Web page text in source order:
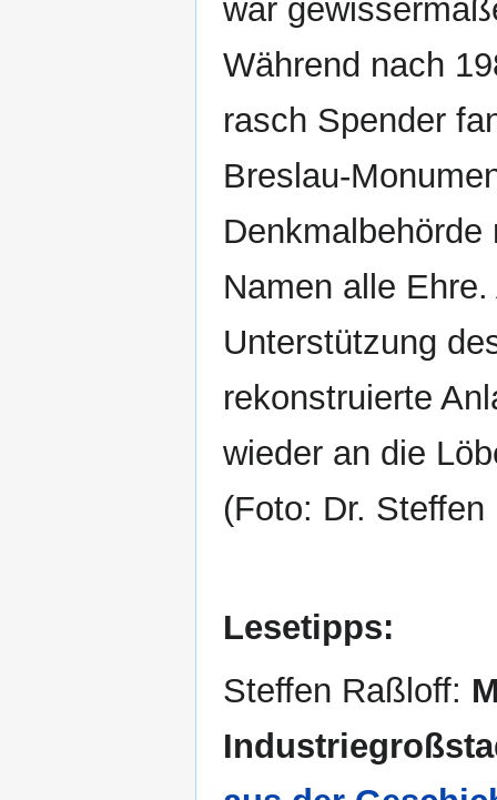
war
Während nach
rasch Spender
Breslau-
Namen alle
Unterstützung
rekonstruierte
wieder an die
(Foto: Dr. Steffen
Lesetipps:
Steffen Raßloff: